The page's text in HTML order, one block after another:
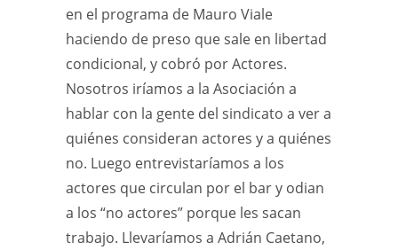
en el programa de Mauro Viale
haciendo de preso que sale en libertad
condicional, y cobró por Actores.
Nosotros iríamos a la Asociación a
hablar con la gente del sindicato a ver a
quiénes consideran actores y a quiénes
no. Luego entrevistaríamos a los
actores que circulan por el bar y odian
a los “no actores” porque les sacan
trabajo. Llevaríamos a Adrián Caetano,